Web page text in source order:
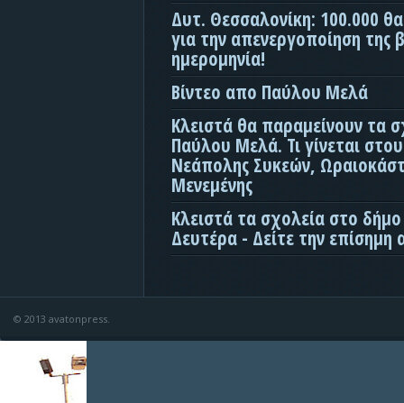
Δυτ. Θεσσαλονίκη: 100.000
για την απενεργοποίηση της
ημερομηνία!
Βίντεο απο Παύλου Μελά
Κλειστά θα παραμείνουν τα
Παύλου Μελά. Τι γίνεται
Νεάπολης Συκεών,
Μενεμένης
Κλειστά τα σχολεία στο
Δευτέρα - Δείτε την επίσημη
© 2013 avatonpress.